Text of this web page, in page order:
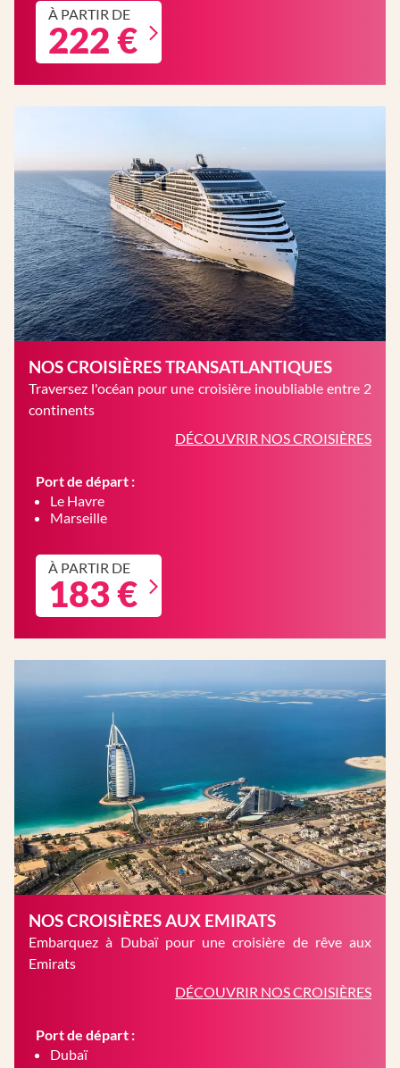
À PARTIR DE
222 €
NOS CROISIÈRES TRANSATLANTIQUES
Traversez l'océan pour une croisière inoubliable entre 2
continents
DÉCOUVRIR NOS CROISIÈRES
Port de départ :
Le Havre
Marseille
À PARTIR DE
183 €
NOS CROISIÈRES AUX EMIRATS
Embarquez à Dubaï pour une croisière de rêve aux
Emirats
DÉCOUVRIR NOS CROISIÈRES
Port de départ :
Dubaï